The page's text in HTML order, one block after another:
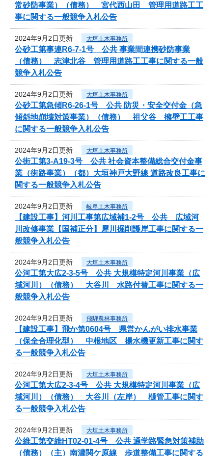
常砂防事業）（債務） 宮代西山田 管理用道路工工
事に関する一般競争入札公告
2024年9月2日更新 大垣土木事務所
公砂工第事連R6-7-1号 公共 事業間連携砂防事業
（債務） 志津北谷 管理用道路工工事に関する一般
競争入札公告
2024年9月2日更新 大垣土木事務所
公砂工第急傾R6-26-1号 公共 防災・安全交付金（急
傾斜地崩壊対策事業）（債務） 祖父谷 擁壁工工事
に関する一般競争入札公告
2024年9月2日更新 大垣土木事務所
公街工第3-A19-3号 公共 社会資本整備総合交付金事
業（街路事業）（都）大垣神戸大野線 道路改良工事に
関する一般競争入札公告
2024年9月2日更新 岐阜土木事務所
【建設工事】河川工事第広域補1-2号 公共 広域河
川改修事業【国補正分】犀川掘削護岸工事に関する一
般競争入札公告
2024年9月2日更新 大垣土木事務所
公河工第大広2-3-5号 公共 大規模特定河川事業（広
域河川）（債務） 大谷川 水路付替工事に関する一
般競争入札公告
2024年9月2日更新 飛騨農林事務所
【建設工事】飛か第0604号 県営かんがい排水事業
（保全合理化型） 中根地区 揚水機更新工事に関す
る一般競争入札公告
2024年9月2日更新 大垣土木事務所
公河工第大広2-3-4号 公共 大規模特定河川事業（広
域河川）（債務） 大谷川（左岸） 樋管工事に関す
る一般競争入札公告
2024年9月2日更新 大垣土木事務所
公維工第交維HT02-01-4号 公共 通学路緊急対策補助
（債務）（主）南濃関ケ原線 歩道整備工事に関する